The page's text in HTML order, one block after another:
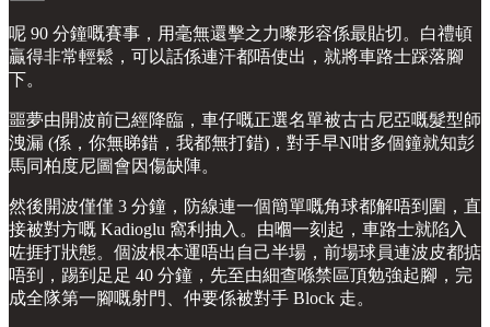
呢 90 分鐘嘅賽事，用毫無還擊之力嚟形容係最貼切。白禮頓
贏得非常輕鬆，可以話係連汗都唔使出，就將車路士踩落腳
下。
噩夢由開波前已經降臨，車仔嘅正選名單被古古尼亞嘅髮型師
洩漏 (係，你無睇錯，我都無打錯)，對手早N咁多個鐘就知彭
馬同柏度尼圖會因傷缺陣。
然後開波僅僅 3 分鐘，防線連一個簡單嘅角球都解唔到圍，直
接被對方嘅 Kadioglu 窩利抽入。由嗰一刻起，車路士就陷入
咗捱打狀態。個波根本運唔出自己半場，前場球員連波皮都掂
唔到，踢到足足 40 分鐘，先至由細查喺禁區頂勉強起腳，完
成全隊第一腳嘅射門、仲要係被對手 Block 走。